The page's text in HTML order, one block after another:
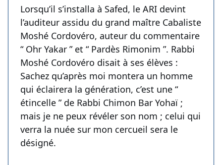
Lorsqu’il s’installa à Safed, le ARI devint
l’auditeur assidu du grand maître Cabaliste
Moshé Cordovéro, auteur du commentaire
“ Ohr Yakar ” et “ Pardès Rimonim ”. Rabbi
Moshé Cordovéro disait à ses élèves :
Sachez qu’après moi montera un homme
qui éclairera la génération, c’est une “
étincelle ” de Rabbi Chimon Bar Yohaï ;
mais je ne peux révéler son nom ; celui qui
verra la nuée sur mon cercueil sera le
désigné.